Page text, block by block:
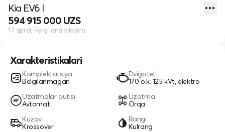
Xarakteristikalari
Komplektatsiya
Belgilanmagan
Dvigatel
170 o.k. 125 kVt, elektro
Uzatmalar qutisi
Avtomat
Uzatma
Orqa
Kuzov
Krossover
Rangi
Kulrang
Kia EV6 I
594 915 000 UZS
17 aprel, Farg`ona viloyati